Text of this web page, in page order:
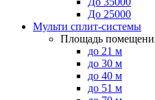
До 25000
Мульти сплит-системы
Площадь
до 21 м
до 30 м
до 40 м
до 51 м